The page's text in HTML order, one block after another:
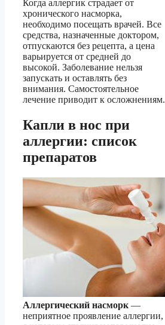
Когда аллергик страдает от
хронического насморка,
необходимо посещать врачей. Все
средства, назначенные доктором,
отпускаются без рецепта, а цена
варьируется от средней до
высокой. Заболевание нельзя
запускать и оставлять без
внимания. Самостоятельное
лечение приводит к осложнениям.
Капли в нос при
аллергии: список
препаратов
Аллергический насморк —
неприятное проявление аллергии,